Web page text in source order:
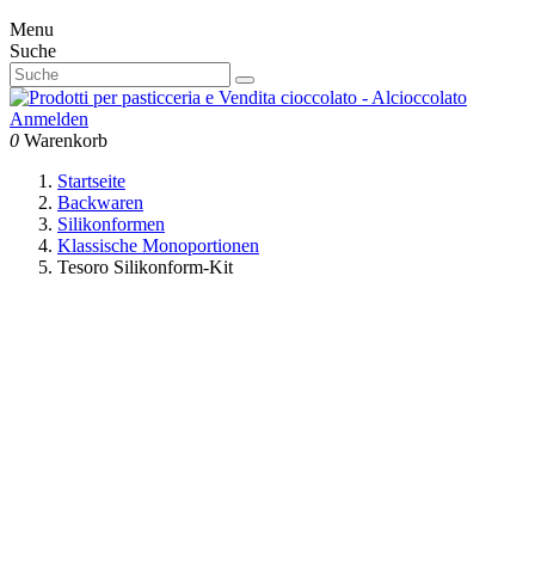
Menu
Suche
Anmelden
0 Warenkorb
Startseite
Backwaren
Silikonformen
Klassische Monoportionen
Tesoro Silikonform-Kit